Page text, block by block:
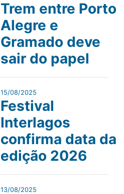
Trem entre Porto
Alegre e
Gramado deve
sair do papel
15/08/2025
Festival
Interlagos
confirma data da
edição 2026
13/08/2025